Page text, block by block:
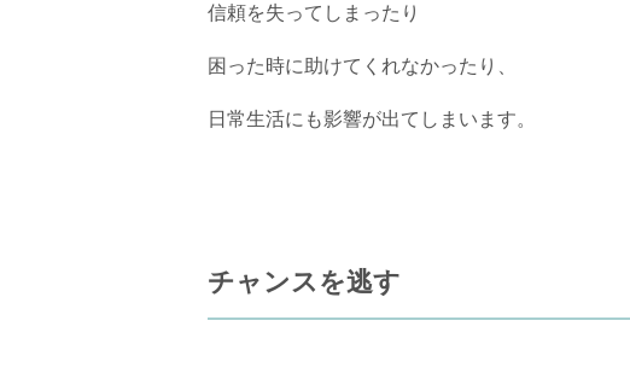
信頼を失ってしまったり
困った時に助けてくれなかったり、
日常生活にも影響が出てしまいます。
チャンスを逃す